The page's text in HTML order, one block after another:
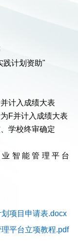
践计划资助"
计入成绩大表
F并计入成绩大表
学校终审确定
智能管理平台
项目申请表.docx
平台立项教程.pdf